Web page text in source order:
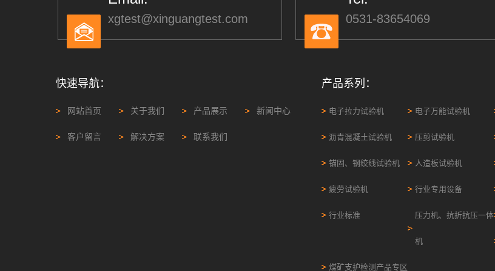
xgtest@xinguangtest.com 0531-83654069
快速导航：
网站首页 关于我们 产品展示 新闻中心
客户留言 解决方案 联系我们
产品系列：
电子拉力试验机 电子万能试验机
沥青混凝土试验机 压剪试验机
锚固、钢绞线试验机 人造板试验机
疲劳试验机 行业专用设备
行业标准 压力机、抗折抗压一体
机
煤矿支护检测产品专区